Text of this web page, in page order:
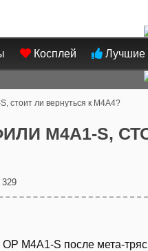
Косплей Лучшие
стоит ли вернуться к M4A4?
M4A1-S,
329
M4A1-S после мета-